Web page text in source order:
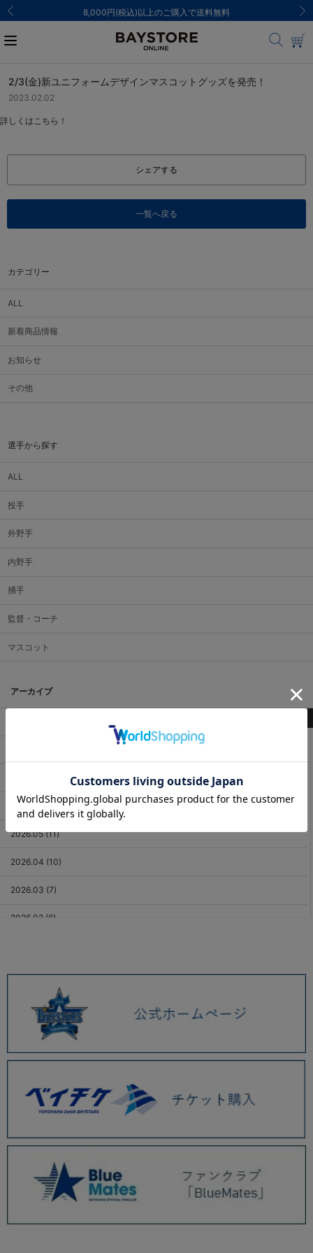
8,000円(税込)以上のご購入で送料無料
カテゴリー
ALL
新着商品情報
お知らせ
その他
選手から探す
ALL
投手
外野手
内野手
捕手
監督・コーチ
マスコット
アーカイブ
2026.06 (12)
2026.05 (11)
2026.04 (10)
2026.03 (7)
2026.02 (6)
2025.12 (3)
2025.11 (6)
2025.10 (5)
2025.09 (5)
2025.08 (6)
2025.07 (6)
2025.05 (9)
2025.04 (9)
2025.03 (9)
2/3(金)新ユニフォームデザインマスコットグッズを発売！
2023.02.02
詳しくはこちら！
シェアする
一覧へ戻る